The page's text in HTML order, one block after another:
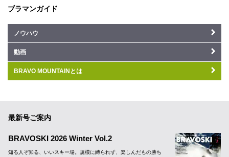
ブラマンガイド
ノウハウ
動画
BRAVO MOUNTAINとは
最新号ご案内
BRAVOSKI 2026 Winter Vol.2
知る人ぞ知る、いいスキー場。規模に縛られず、楽しんだもの勝ち